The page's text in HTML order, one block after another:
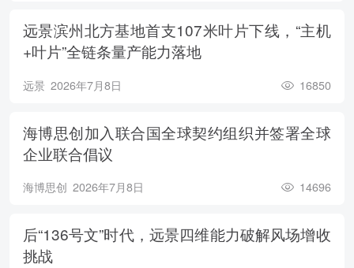
远景滨州北方基地首支107米叶片下线，“主机
+叶片”全链条量产能力落地
远景 2026年7月8日 16850
海博思创加入联合国全球契约组织并签署全球
企业联合倡议
海博思创 2026年7月8日 14696
后“136号文”时代，远景四维能力破解风场增收
挑战